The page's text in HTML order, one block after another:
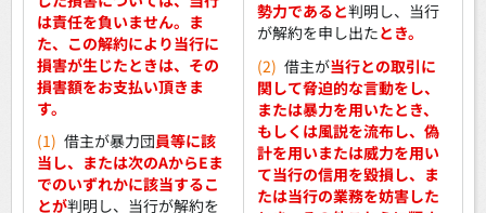
は責任を負いません。ま
た、この解約により当行に
損害が生じたときは、その
損害額をお支払い頂きま
す。
(1) 借主が暴力団員等に該
当し、または次のAからEま
でのいずれかに該当するこ
とが判明し、当行が解約を
勢力であると判明し、当行
が解約を申し出たとき。
(2) 借主が当行との取引に
関して脅迫的な言動をし、
または暴力を用いたとき、
もしくは風説を流布し、偽
計を用いまたは威力を用い
て当行の信用を毀損し、ま
たは当行の業務を妨害した